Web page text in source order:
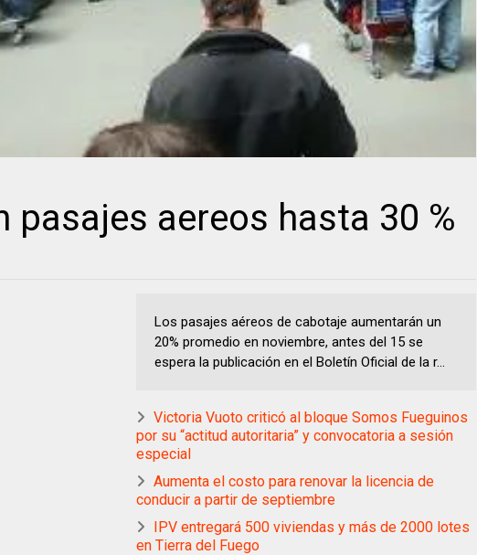
pasajes aereos hasta 30 %
Los pasajes aéreos de cabotaje aumentarán un
20% promedio en noviembre, antes del 15 se
espera la publicación en el Boletín Oficial de la r...
Victoria Vuoto criticó al bloque Somos Fueguinos
por su “actitud autoritaria” y convocatoria a sesión
especial
Aumenta el costo para renovar la licencia de
conducir a partir de septiembre
IPV entregará 500 viviendas y más de 2000 lotes
en Tierra del Fuego